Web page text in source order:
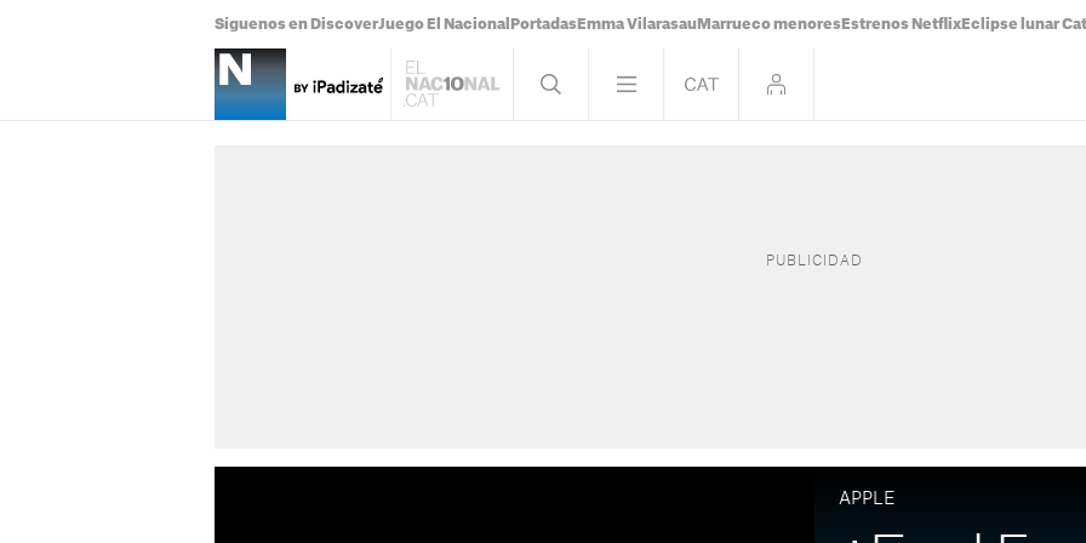
Síguenos en DiscoverJuego El Nacional Portadas Emma Vilarasau Marrueco menores Estrenos Netflix Eclipse lunar
APPLE